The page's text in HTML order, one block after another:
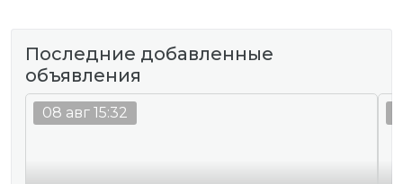
Последние добавленные
объявления
08 авг 15:32